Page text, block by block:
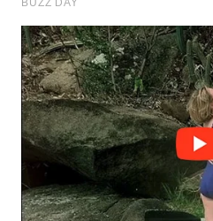
WAHANA
TRAVEL
WAHANA
TV
WAHANANEWS
ID
WAHANANEWS